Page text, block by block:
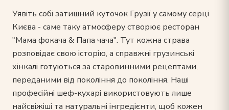
Уявіть собі затишний куточок Грузії у самому серці
Києва - саме таку атмосферу створює ресторан
"Мама фокача & Папа чача". Тут кожна страва
розповідає свою історію, а справжні грузинські
хінкалі готуються за старовинними рецептами,
переданими від покоління до покоління. Наші
професійні шеф-кухарі використовують лише
найсвіжіші та натуральні інгредієнти, щоб кожен